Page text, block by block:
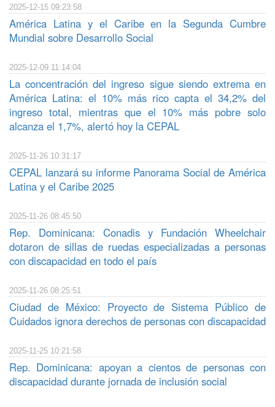
2025-12-15 09:23:58
América Latina y el Caribe en la Segunda Cumbre
Mundial sobre Desarrollo Social
2025-12-09 11:14:04
La concentración del ingreso sigue siendo extrema en
América Latina: el 10% más rico capta el 34,2% del
ingreso total, mientras que el 10% más pobre solo
alcanza el 1,7%, alertó hoy la CEPAL
2025-11-26 10:31:17
CEPAL lanzará su informe Panorama Social de América
Latina y el Caribe 2025
2025-11-26 08:45:50
Rep. Dominicana: Conadis y Fundación Wheelchair
dotaron de sillas de ruedas especializadas a personas
con discapacidad en todo el país
2025-11-26 08:25:51
Ciudad de México: Proyecto de Sistema Público de
Cuidados ignora derechos de personas con discapacidad
2025-11-25 10:21:58
Rep. Dominicana: apoyan a cientos de personas con
discapacidad durante jornada de inclusión social